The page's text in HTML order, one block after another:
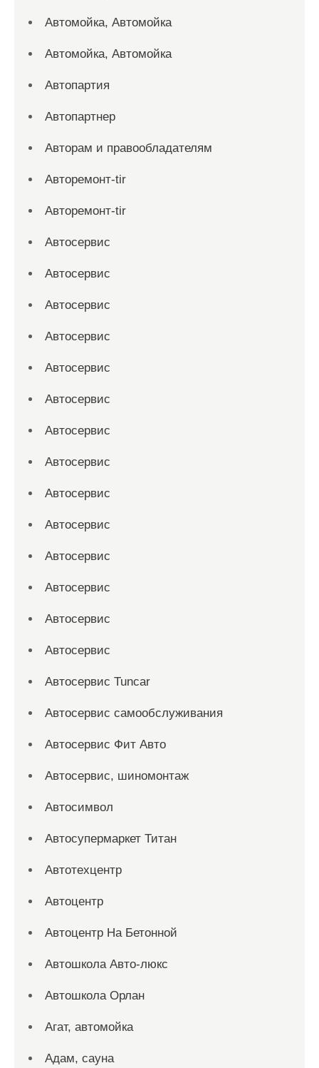
Автомойка, Автомойка
Автомойка, Автомойка
Автопартия
Автопартнер
Авторам и правообладателям
Авторемонт-tir
Авторемонт-tir
Автосервис
Автосервис
Автосервис
Автосервис
Автосервис
Автосервис
Автосервис
Автосервис
Автосервис
Автосервис
Автосервис
Автосервис
Автосервис
Автосервис
Автосервис Tuncar
Автосервис самообслуживания
Автосервис Фит Авто
Автосервис, шиномонтаж
Автосимвол
Автосупермаркет Титан
Автотехцентр
Автоцентр
Автоцентр На Бетонной
Автошкола Авто-люкс
Автошкола Орлан
Агат, автомойка
Адам, сауна